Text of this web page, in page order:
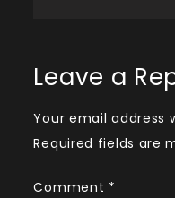
Leave a
Your email address
Required fields are
Comment *